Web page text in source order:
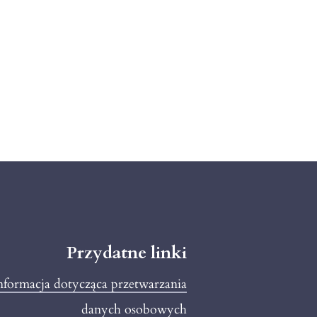
Przydatne linki
dotycząca przetwarzania
danych osobowych